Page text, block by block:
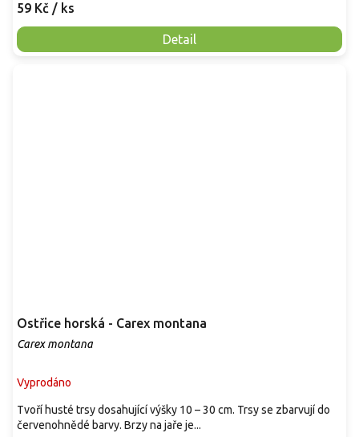
59 Kč / ks
Detail
Ostřice horská - Carex montana
Carex montana
Vyprodáno
Tvoří husté trsy dosahující výšky 10 – 30 cm. Trsy se zbarvují do
červenohnědé barvy. Brzy na jaře je...